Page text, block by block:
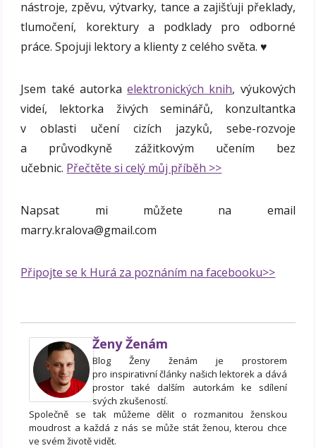
nástroje, zpěvu, výtvarky, tance a zajišťuji překlady,
tlumočení, korektury a podklady pro odborné
práce. Spojuji lektory a klienty z celého světa. ♥
Jsem také autorkaelektronických knih, výukových
videí, lektorka živých seminářů, konzultantka
v oblasti učení cizích jazyků, sebe-rozvoje
a průvodkyně zážitkovým učením bez
učebnic. Přečtěte si celý můj příběh >>
Napsat mi můžete na email
marry.kralova@gmail.com
Připojte se k Hurá za poznáním na facebooku>>
Ženy Ženám
Blog Ženy ženám je prostorem
pro inspirativní články našich lektorek a dává
prostor také dalším autorkám ke sdílení
svých zkušeností.
Společně se tak můžeme dělit o rozmanitou ženskou
moudrost a každá z nás se může stát ženou, kterou chce
ve svém životě vidět.